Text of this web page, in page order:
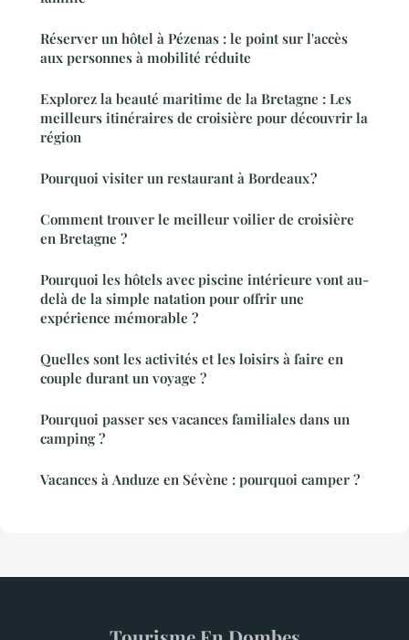
Réserver un hôtel à Pézenas : le point sur l'accès
aux personnes à mobilité réduite
Explorez la beauté maritime de la Bretagne : Les
meilleurs itinéraires de croisière pour découvrir la
région
Pourquoi visiter un restaurant à Bordeaux ?
Comment trouver le meilleur voilier de croisière
en Bretagne ?
Pourquoi les hôtels avec piscine intérieure vont au-
delà de la simple natation pour offrir une
expérience mémorable ?
Quelles sont les activités et les loisirs à faire en
couple durant un voyage ?
Pourquoi passer ses vacances familiales dans un
camping ?
Vacances à Anduze en Sévène : pourquoi camper ?